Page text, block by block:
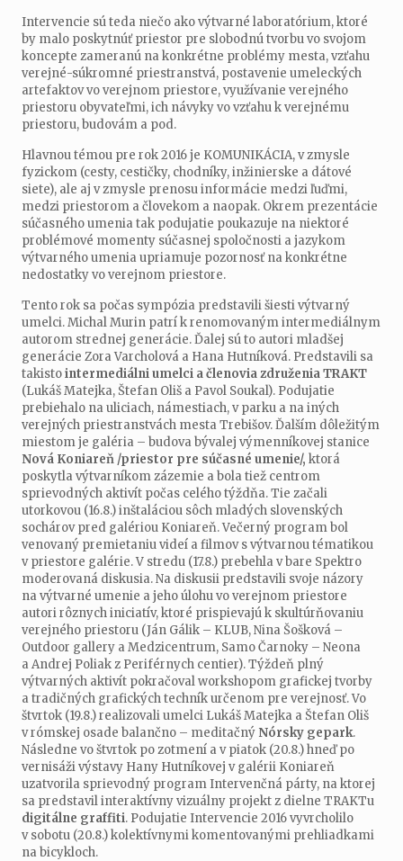
Intervencie sú teda niečo ako výtvarné laboratórium, ktoré
by malo poskytnúť priestor pre slobodnú tvorbu vo svojom
koncepte zameranú na konkrétne problémy mesta, vzťahu
verejné-súkromné priestranstvá, postavenie umeleckých
artefaktov vo verejnom priestore, využívanie verejného
priestoru obyvateľmi, ich návyky vo vzťahu k verejnému
priestoru, budovám a pod.
Hlavnou témou pre rok 2016 je KOMUNIKÁCIA, v zmysle
fyzickom (cesty, cestičky, chodníky, inžinierske a dátové
siete), ale aj v zmysle prenosu informácie medzi ľuďmi,
medzi priestorom a človekom a naopak. Okrem prezentácie
súčasného umenia tak podujatie poukazuje na niektoré
problémové momenty súčasnej spoločnosti a jazykom
výtvarného umenia upriamuje pozornosť na konkrétne
nedostatky vo verejnom priestore.
Tento rok sa počas sympózia predstavili šiesti výtvarný
umelci. Michal Murin patrí k renomovaným intermediálnym
autorom strednej generácie. Ďalej sú to autori mladšej
generácie Zora Varcholová a Hana Hutníková. Predstavili sa
takistointermediálni umelci a členovia združenia TRAKT
(Lukáš Matejka, Štefan Oliš a Pavol Soukal). Podujatie
prebiehalo na uliciach, námestiach, v parku a na iných
verejných priestranstvách mesta Trebišov. Ďalším dôležitým
miestom je galéria – budova bývalej výmenníkovej stanice
Nová Koniareň /priestor pre súčasné umenie/, ktorá
poskytla výtvarníkom zázemie a bola tiež centrom
sprievodných aktivít počas celého týždňa. Tie začali
utorkovou (16.8.) inštaláciou sôch mladých slovenských
sochárov pred galériou Koniareň. Večerný program bol
venovaný premietaniu videí a filmov s výtvarnou tématikou
v priestore galérie. V stredu (17.8.) prebehla v bare Spektro
moderovaná diskusia. Na diskusii predstavili svoje názory
na výtvarné umenie a jeho úlohu vo verejnom priestore
autori rôznych iniciatív, ktoré prispievajú k skultúrňovaniu
verejného priestoru (Ján Gálik – KLUB, Nina Šošková –
Outdoor gallery a Medzicentrum, Samo Čarnoky – Neona
a Andrej Poliak z Periférnych centier). Týždeň plný
výtvarných aktivít pokračoval workshopom grafickej tvorby
a tradičných grafických techník určenom pre verejnosť. Vo
štvrtok (19.8.) realizovali umelci Lukáš Matejka a Štefan Oliš
v rómskej osade balančno – meditačný Nórsky gepark.
Následne vo štvrtok po zotmení a v piatok (20.8.) hneď po
vernisáži výstavy Hany Hutníkovej v galérii Koniareň
uzatvorila sprievodný program Intervenčná párty, na ktorej
sa predstavil interaktívny vizuálny projekt z dielne TRAKTu
digitálne graffiti. Podujatie Intervencie 2016 vyvrcholilo
v sobotu (20.8.) kolektívnymi komentovanými prehliadkami
na bicykloch.